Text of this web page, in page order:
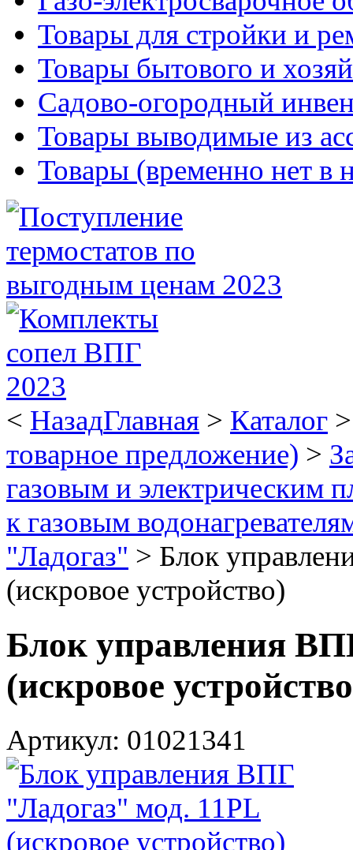
Товары для стройки и
Товары бытового и
Садово-огородный
Товары выводимые из
Товары (временно нет в
< НазадГлавная > Каталог
товарное предложение) >
газовым и электрическим
к газовым
"Ладогаз" > Блок
(искровое устройство)
Блок управления
(искровое
Артикул: 01021341